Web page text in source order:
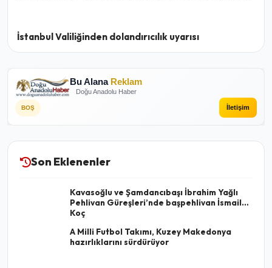
İstanbul Valiliğinden dolandırıcılık uyarısı
Bu Alana Reklam
Doğu Anadolu Haber
BOŞ İletişim
Son Eklenenler
Kavasoğlu ve Şamdancıbaşı İbrahim Yağlı
Pehlivan Güreşleri’nde başpehlivan İsmail
Koç
A Milli Futbol Takımı, Kuzey Makedonya
hazırlıklarını sürdürüyor